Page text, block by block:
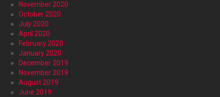
November 2020
October 2020
July 2020
April 2020
February 2020
January 2020
December 2019
November 2019
August 2019
June 2019